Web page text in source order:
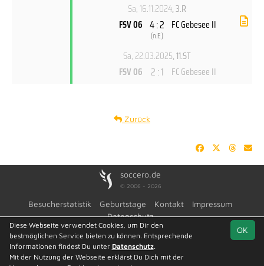
Sa, 16.11.2024, 3.R
FSV 06 4 : 2
(n.E.)
FC Gebesee II
Sa, 22.03.2025, 11.ST
FSV 06
2 : 1 FC Gebesee II
Zurück
soccero.de
© 2006 - 2026
Besucherstatistik Geburtstage Kontakt
Impressum
Datenschutz
OK
Diese Webseite verwendet Cookies, um Dir den
bestmöglichen Service bieten zu können. Entsprechende
Informationen findest Du unter Datenschutz.
Mit der Nutzung der Webseite erklärst Du Dich mit der